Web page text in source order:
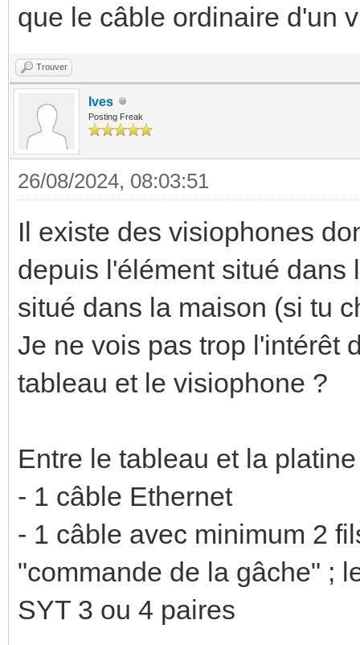
que le câble ordinaire d'un
Trouver
Ives
Posting Freak
26/08/2024, 08:03:51
Il existe des visiophones
depuis l'élément situé dans
situé dans la maison (si tu
Je ne vois pas trop l'intérêt
tableau et le visiophone ?
Entre le tableau et la
- 1 câble Ethernet
- 1 câble avec minimum 2
"commande de la gâche" ;
SYT 3 ou 4 paires